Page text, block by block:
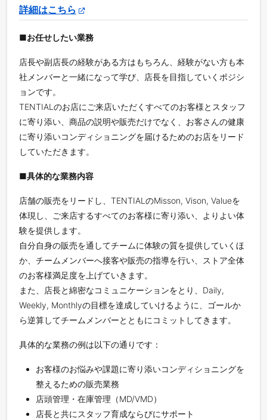
詳細はこちら
■お任せしたい業務
店長や副店長の経験がある方はもちろん、経験がない方も本
社メンバーと一緒になって学び、店長を目指していくポジシ
ョンです。
TENTIALのお店にご来店いただくすべてのお客様とスタッフ
に寄り添い、商品の説明や販売だけでなく、お客さんの健康
に寄り添いコンディショニングを届けるためのお店をリード
していただきます。
■具体的な業務内容
店舗の販売をリードし、TENTIALのMisson, Vison, Valueを
体現し、ご来店するすべてのお客様に寄り添い、よりよい体
験を提供します。
自分自身の販売を通してチームに体験の質を提供していくほ
か、チームメンバーへ接客や販売の指導を行い、ストア全体
のお客様満足度を上げていきます。
また、店長と綿密なコミュニケーションをとり、Daily,
Weekly, Monthlyの目標を達成していけるように、ゴールか
ら逆算してチームメンバーとともにコミットしてきます。
具体的な業務の例は以下の通りです：
お客様のお悩みや課題に寄り添いコンディショニングを
整えるための販売業務
店頭管理・在庫管理（MD/VMD）
店長と共にスタッフ育成ならびにサポート